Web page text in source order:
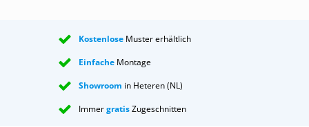
Kostenlose Muster erhältlich
Einfache Montage
Showroom in Heteren (NL)
ImmergratisZugeschnitten